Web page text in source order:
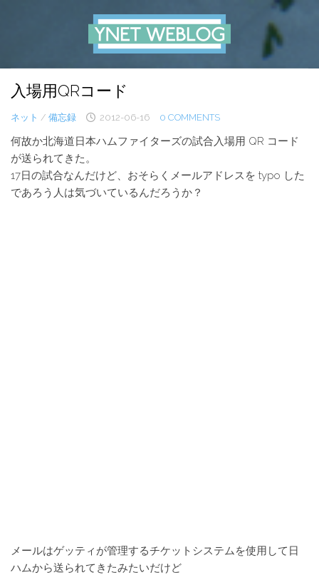
入場用QRコード
ネット / 備忘録 2012-06-16 0 COMMENTS
何故か北海道日本ハムファイターズの試合入場用 QR コード
が送られてきた。
17日の試合なんだけど、おそらくメールアドレスを typo した
であろう人は気づいているんだろうか？
メールはゲッティが管理するチケットシステムを使用して日
ハムから送られてきたみたいだけど